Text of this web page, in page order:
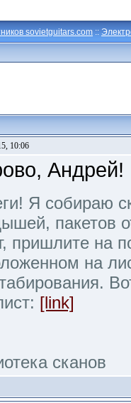
sovietguitars.com ::
10:06
Андрей!
Я собираю
пакетов
пришлите на
на
[link]
сканов